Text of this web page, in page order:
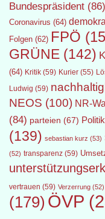
Bundespräsident (86)
Coronavirus (64)
Folgen (62) FPÖ
GRÜNE (142)
(64) Kritik (59) Kurier (55)
Ludwig (59)
NEOS (100) NR-
(84) parteien (67)
(139) sebastian kurz (53)
(52) transparenz (59)
vertrauen (59) Verzerrung (52)
(179) ÖVP